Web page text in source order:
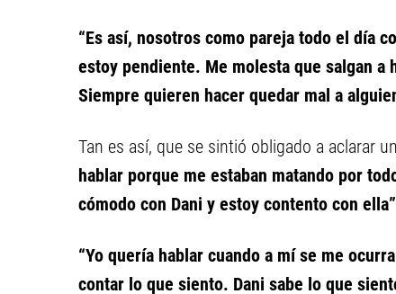
“Es así, nosotros como pareja todo el día
estoy pendiente. Me molesta que salgan a
Siempre quieren hacer quedar mal a
Tan es así, que se sintió obligado a aclarar
hablar porque me estaban matando por
cómodo con Dani y estoy contento con
“Yo quería hablar cuando a mí se me
contar lo que siento. Dani sabe lo que